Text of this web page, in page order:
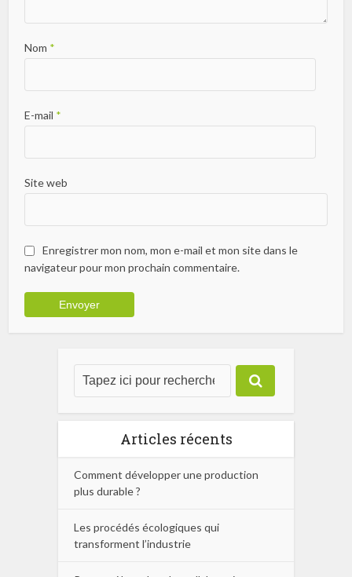
Nom *
E-mail *
Site web
Enregistrer mon nom, mon e-mail et mon site dans le
navigateur pour mon prochain commentaire.
Articles récents
Comment développer une production
plus durable ?
Les procédés écologiques qui
transforment l’industrie